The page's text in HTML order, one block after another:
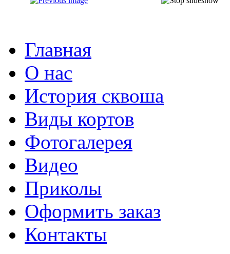
Главная
О нас
История сквоша
Виды кортов
Фотогалерея
Видео
Приколы
Оформить заказ
Контакты